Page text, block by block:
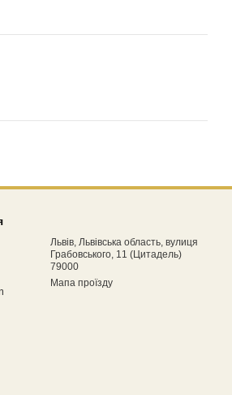
Львів, Львівська область, вулиця
Грабовського, 11 (Цитадель)
79000
Мапа проїзду